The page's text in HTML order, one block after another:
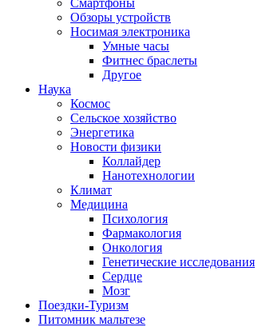
Обзоры устройств
Носимая электроника
Умные часы
Фитнес браслеты
Другое
Наука
Космос
Сельское хозяйство
Энергетика
Новости физики
Коллайдер
Нанотехнологии
Климат
Медицина
Психология
Фармакология
Онкология
Генетические исследования
Сердце
Мозг
Поездки-Туризм
Питомник мальтезе